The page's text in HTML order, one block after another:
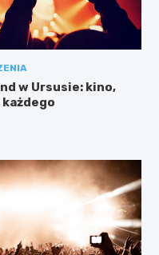
w Ursusie: kino,